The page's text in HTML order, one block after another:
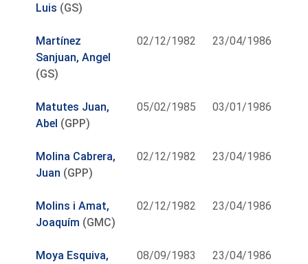
Luis (GS)
Martínez
Sanjuan, Angel
(GS)
02/12/1982 23/04/1986
Matutes Juan,
Abel (GPP)
05/02/1985 03/01/1986
Molina Cabrera,
Juan (GPP)
02/12/1982 23/04/1986
Molins i Amat,
Joaquím (GMC)
02/12/1982 23/04/1986
Moya Esquiva,
08/09/1983 23/04/1986